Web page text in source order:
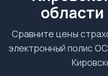
области
Сравните цены
электронный полис